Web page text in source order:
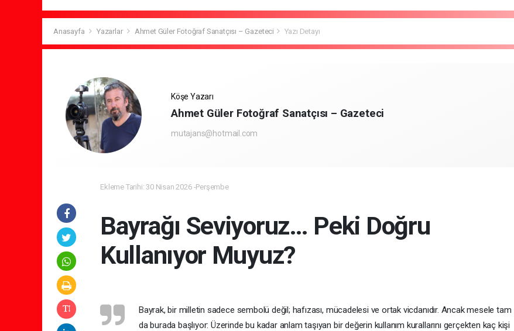
Anasayfa Yazarlar Ahmet Güler Fotoğraf Sanatçısı – Gazeteci Yazı Detayı
Köşe Yazarı
Ahmet Güler Fotoğraf Sanatçısı – Gazeteci
mutajans@hotmail.com
Ekleme Tarihi: 30 Nisan 2026 -Perşembe
Bayrağı Seviyoruz… Peki Doğru
Kullanıyor Muyuz?
Bayrak, bir milletin sadece sembolü değil; hafızası, mücadelesi ve ortak vicdanıdır. Ancak mesele tam
da burada başlıyor: Üzerinde bu kadar anlam taşıyan bir değerin kullanım kurallarını gerçekten kaç kişi